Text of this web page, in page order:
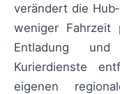
verändert die
weniger Fahrzeit
Entladung und
Kurierdienste
eigenen